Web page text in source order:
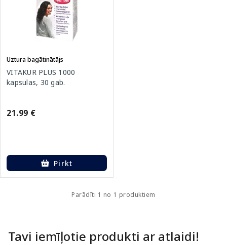
Uztura bagātinātājs
VITAKUR PLUS 1000
kapsulas, 30 gab.
21.99 €
Pirkt
Parādīti 1 no 1 produktiem
Tavi iemīļotie produkti ar atlaidi!